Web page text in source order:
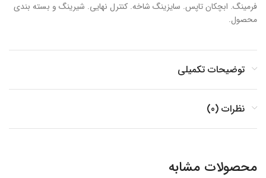
فرمینگ. ابچکان تاپس. سایزینگ شاخه. کنترل نهایی. شیرینگ و بسته بندی
محصول.
توضیحات تکمیلی
نظرات (0)
محصولات مشابه